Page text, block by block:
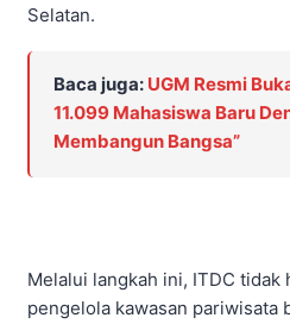
Selatan.
Baca juga: UGM Resmi
11.099 Mahasiswa Baru
Membangun Bangsa”
Melalui langkah ini, ITDC tidak
pengelola kawasan pariwisata